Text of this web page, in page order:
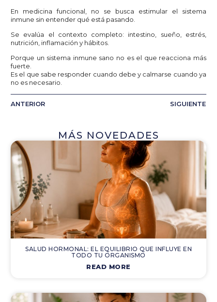
En medicina funcional, no se busca estimular el sistema
inmune sin entender qué está pasando.
Se evalúa el contexto completo: intestino, sueño, estrés,
nutrición, inflamación y hábitos.
Porque un sistema inmune sano no es el que reacciona más
fuerte.
Es el que sabe responder cuando debe y calmarse cuando ya
no es necesario.
ANTERIOR SIGUIENTE
MÁS NOVEDADES
SALUD HORMONAL: EL EQUILIBRIO QUE INFLUYE EN
TODO TU ORGANISMO
READ MORE